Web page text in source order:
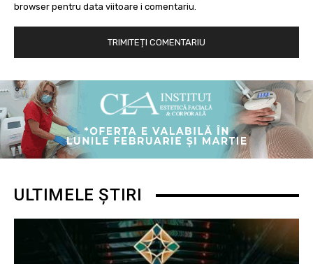
browser pentru data viitoare i comentariu.
ULTIMELE ȘTIRI